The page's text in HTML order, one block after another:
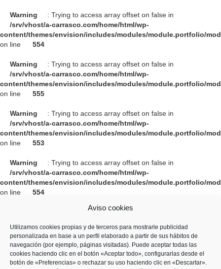
Aviso cookies
Utilizamos cookies propias y de terceros para mostrarle publicidad
personalizada en base a un perfil elaborado a partir de sus hábitos de
navegación (por ejemplo, páginas visitadas). Puede aceptar todas las
cookies haciendo clic en el botón «Aceptar todo», configurarlas desde el
botón de «Preferencias» o rechazar su uso haciendo clic en «Descartar».
Warning
: Trying to access array offset on false in
/srv/vhost/a-carrasco.com/home/html/wp-
content/themes/envision/includes/modules/module.portfolio/
on line
554
Warning
: Trying to access array offset on false in
/srv/vhost/a-carrasco.com/home/html/wp-
content/themes/envision/includes/modules/module.portfolio/
on line
555
Warning
: Trying to access array offset on false in
/srv/vhost/a-carrasco.com/home/html/wp-
content/themes/envision/includes/modules/module.portfolio/
on line
553
Warning
: Trying to access array offset on false in
/srv/vhost/a-carrasco.com/home/html/wp-
content/themes/envision/includes/modules/module.portfolio/
on line
554
: Trying to access array offset on false in
content/themes/envision/includes/modules/module.portfolio/
on line
555
Warning
: Trying to access array offset on false in